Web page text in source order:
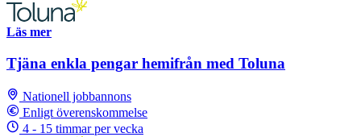
Läs mer
Tjäna enkla pengar hemifrån med Toluna
Nationell jobbannons
Enligt överenskommelse
4 - 15 timmar per vecka